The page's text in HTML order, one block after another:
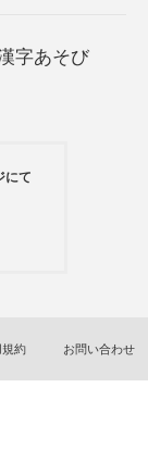
字あそび
にて
約 お問い合わせ